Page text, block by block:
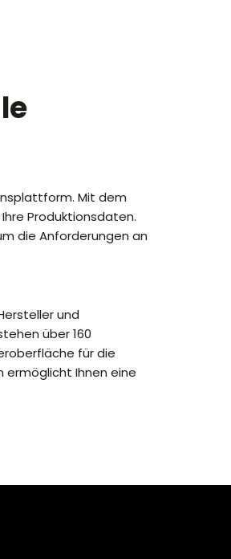
Mit dem
Produktionsdaten.
die Anforderungen an
und
über 160
für die
ermöglicht Ihnen eine